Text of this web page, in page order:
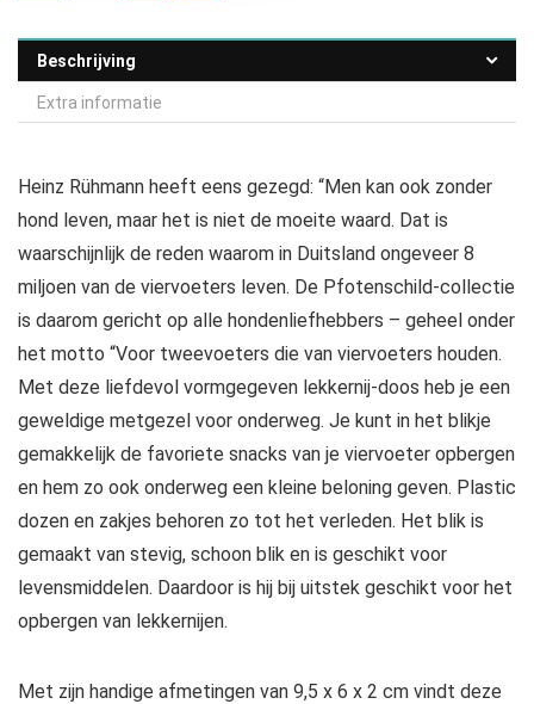
Beschrijving
Extra informatie
Heinz Rühmann heeft eens gezegd: “Men kan ook zonder
hond leven, maar het is niet de moeite waard. Dat is
waarschijnlijk de reden waarom in Duitsland ongeveer 8
miljoen van de viervoeters leven. De Pfotenschild-collectie
is daarom gericht op alle hondenliefhebbers – geheel onder
het motto “Voor tweevoeters die van viervoeters houden.
Met deze liefdevol vormgegeven lekkernij-doos heb je een
geweldige metgezel voor onderweg. Je kunt in het blikje
gemakkelijk de favoriete snacks van je viervoeter opbergen
en hem zo ook onderweg een kleine beloning geven. Plastic
dozen en zakjes behoren zo tot het verleden. Het blik is
gemaakt van stevig, schoon blik en is geschikt voor
levensmiddelen. Daardoor is hij bij uitstek geschikt voor het
opbergen van lekkernijen.
Met zijn handige afmetingen van 9,5 x 6 x 2 cm vindt deze